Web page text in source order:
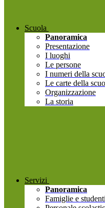
Scuola
Panoramica
Presentazione
I luoghi
Le persone
I numeri della
Le carte della
Organizzazione
La storia
Servizi
Panoramica
Famiglie e studenti